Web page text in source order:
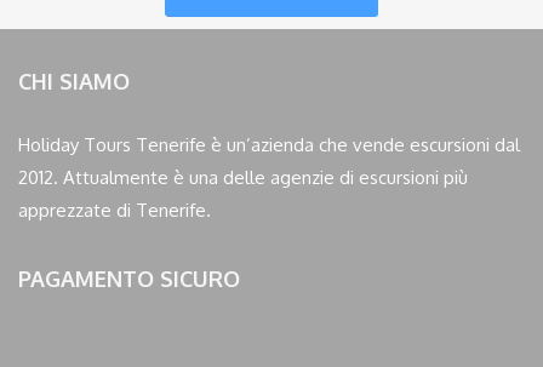
CHI SIAMO
Holiday Tours Tenerife è un’azienda che vende escursioni dal
2012. Attualmente è una delle agenzie di escursioni più
apprezzate di Tenerife.
PAGAMENTO SICURO